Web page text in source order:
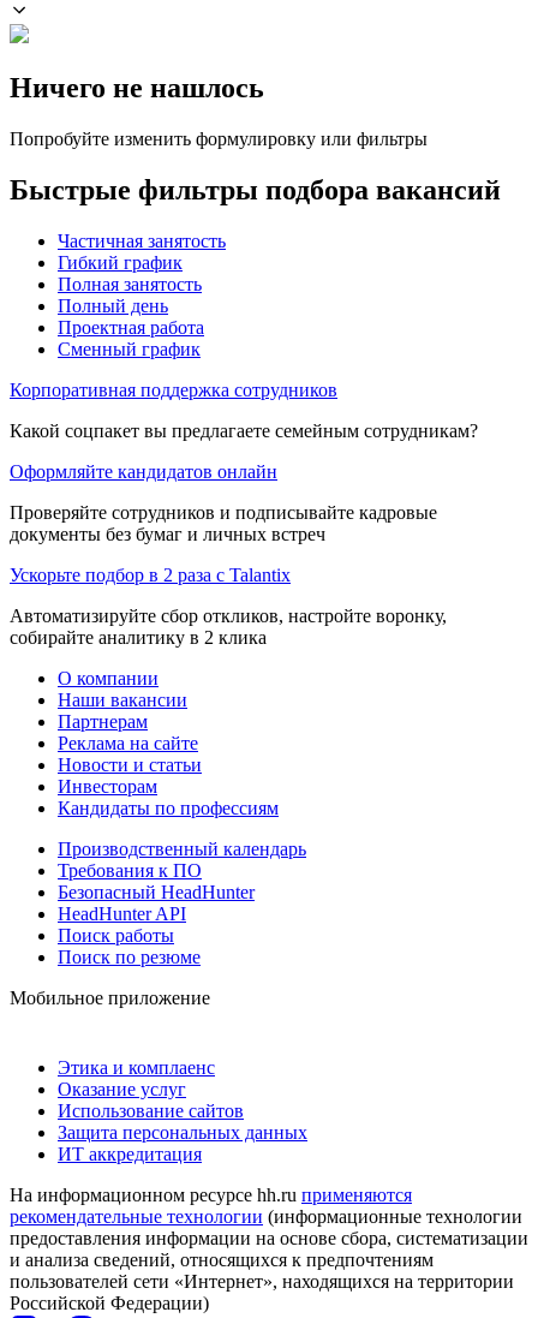
Ничего не нашлось
Попробуйте изменить формулировку или фильтры
Быстрые фильтры подбора вакансий
Частичная занятость
Гибкий график
Полная занятость
Полный день
Проектная работа
Сменный график
Корпоративная поддержка сотрудников
Какой соцпакет вы предлагаете семейным сотрудникам?
Оформляйте кандидатов онлайн
Проверяйте сотрудников и подписывайте кадровые
документы без бумаг и личных встреч
Ускорьте подбор в 2 раза с Talantix
Автоматизируйте сбор откликов, настройте воронку,
собирайте аналитику в 2 клика
О компании
Наши вакансии
Партнерам
Реклама на сайте
Новости и статьи
Инвесторам
Кандидаты по профессиям
Производственный календарь
Требования к ПО
Безопасный HeadHunter
HeadHunter API
Поиск работы
Поиск по резюме
Мобильное приложение
Этика и комплаенс
Оказание услуг
Использование сайтов
Защита персональных данных
ИТ аккредитация
На информационном ресурсе hh.ru применяются
рекомендательные технологии (информационные технологии
предоставления информации на основе сбора, систематизации
и анализа сведений, относящихся к предпочтениям
пользователей сети «Интернет», находящихся на территории
Российской Федерации)